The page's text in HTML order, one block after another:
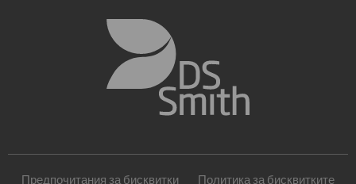
Предпочитания за бисквитки Политика за бисквитките